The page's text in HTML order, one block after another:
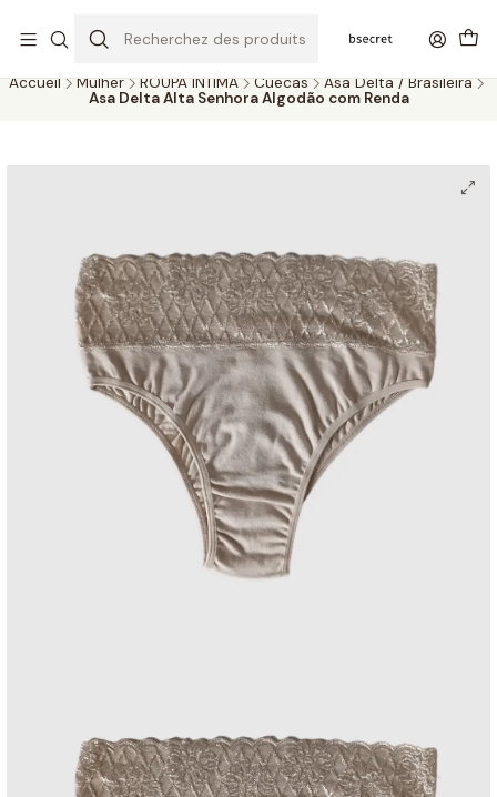
A 5 DIAS
Accueil Mulher ROUPA ÍNTIMA Cuecas
Asa Delta / Brasileira
Asa Delta Alta Senhora Algodão com Renda